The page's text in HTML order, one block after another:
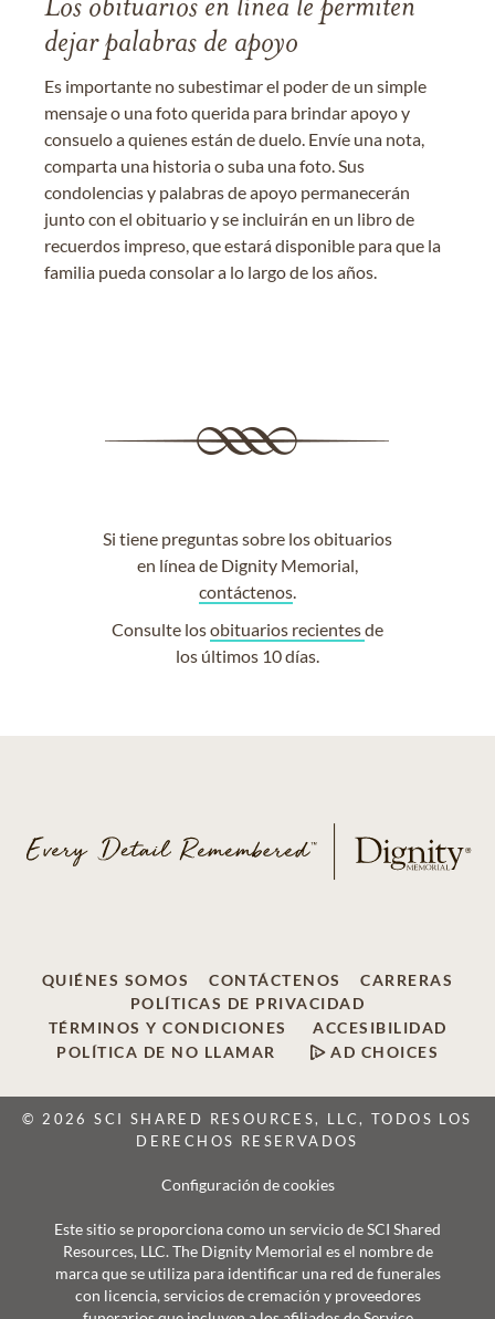
Los obituarios en línea le permiten
dejar palabras de apoyo
Es importante no subestimar el poder de un simple
mensaje o una foto querida para brindar apoyo y
consuelo a quienes están de duelo. Envíe una nota,
comparta una historia o suba una foto. Sus
condolencias y palabras de apoyo permanecerán
junto con el obituario y se incluirán en un libro de
recuerdos impreso, que estará disponible para que la
familia pueda consolar a lo largo de los años.
Si tiene preguntas sobre los obituarios
en línea de Dignity Memorial,
contáctenos.
Consulte losobituarios recientesde
los últimos 10 días.
QUIÉNES SOMOS CONTÁCTENOS
CARRERAS
POLÍTICAS DE PRIVACIDAD
TÉRMINOS Y CONDICIONES
ACCESIBILIDAD
POLÍTICA DE NO LLAMAR
AD CHOICES
© 2026 SCI SHARED RESOURCES, LLC, TODOS LOS
DERECHOS RESERVADOS
Configuración de cookies
Este sitio se proporciona como un servicio de SCI Shared
Resources, LLC. The Dignity Memorial es el nombre de
marca que se utiliza para identificar una red de funerales
con licencia, servicios de cremación y proveedores